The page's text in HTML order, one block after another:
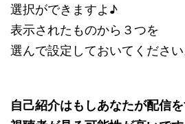
選択ができますよ♪
表示されたものから３つを
選んで設定しておいてください
自己紹介はもしあなたが配信